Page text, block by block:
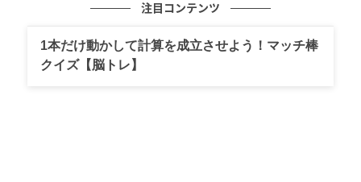
前菜には、旬の鰹と牛肉を用いた「鰹と牛肉のミキュ
注目コンテンツ
1本だけ動かして計算を成立させよう！マッチ棒
クイズ【脳トレ】